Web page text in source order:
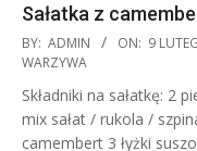
Sałatka z
2022-
02-
09
BY: ADMIN ON: 9
WARZYWA
Składniki na sałatkę: 2
mix sałat / rukola /
camembert 3 łyżki